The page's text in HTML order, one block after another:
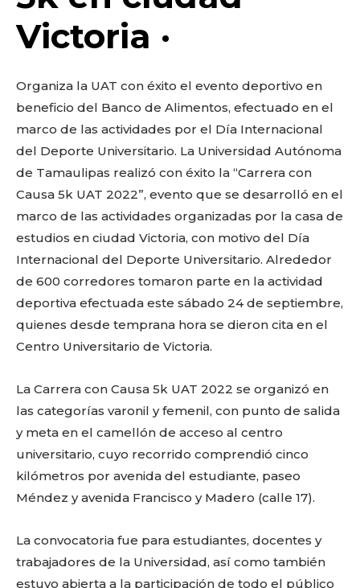
k
Victoria ·
Organiza la UAT con éxito el evento deportivo en
beneficio del Banco de Alimentos, efectuado en el
marco de las actividades por el Día Internacional
del Deporte Universitario. La Universidad Autónoma
de Tamaulipas realizó con éxito la “Carrera con
Causa 5k UAT 2022”, evento que se desarrolló en el
marco de las actividades organizadas por la casa de
estudios en ciudad Victoria, con motivo del Día
Internacional del Deporte Universitario. Alrededor
de 600 corredores tomaron parte en la actividad
deportiva efectuada este sábado 24 de septiembre,
quienes desde temprana hora se dieron cita en el
Centro Universitario de Victoria.
La Carrera con Causa 5k UAT 2022 se organizó en
las categorías varonil y femenil, con punto de salida
y meta en el camellón de acceso al centro
universitario, cuyo recorrido comprendió cinco
kilómetros por avenida del estudiante, paseo
Méndez y avenida Francisco y Madero (calle 17).
La convocatoria fue para estudiantes, docentes y
trabajadores de la Universidad, así como también
estuvo abierta a la participación de todo el público